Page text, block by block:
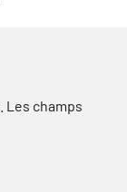
Les champs